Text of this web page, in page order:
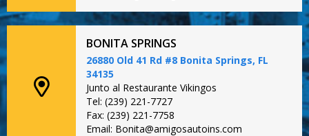
BONITA SPRINGS
26880 Old 41 Rd #8 Bonita Springs, FL
34135
Junto al Restaurante Vikingos
Tel: (239) 221-7727
Fax: (239) 221-7758
Email: Bonita@amigosautoins.com